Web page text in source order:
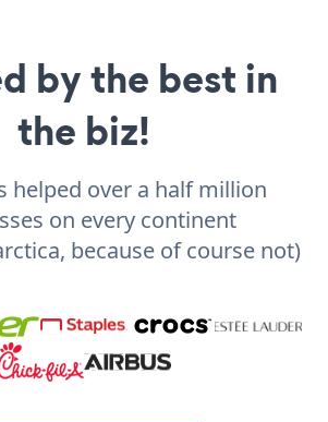
by the best in
the biz!
helped over a half million
on every continent
because of course not)